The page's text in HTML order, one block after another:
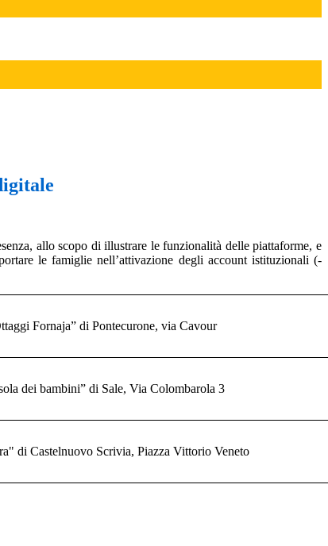
allo scopo di illustrare le funzionalità delle piattaforme, e
le famiglie nell’attivazione degli account istituzionali (-
Fornaja” di Pontecurone, via Cavour
dei bambini” di Sale, Via Colombarola 3
di Castelnuovo Scrivia, Piazza Vittorio Veneto